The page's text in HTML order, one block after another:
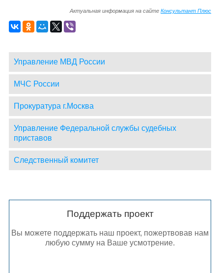
Актуальная информация на сайтеКонсультант Плюс
Управление МВД России
МЧС России
Прокуратура г.Москва
Управление Федеральной службы судебных
приставов
Следственный комитет
Поддержать проект
Вы можете поддержать наш проект, пожертвовав нам
любую сумму на Ваше усмотрение.